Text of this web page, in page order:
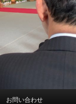
お問い合わせ